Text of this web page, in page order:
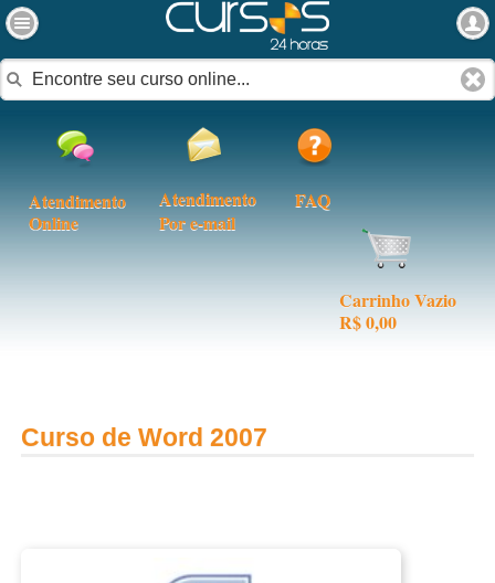
Atendimento
Online
Atendimento
Por e-mail
FAQ
Carrinho Vazio
R$ 0,00
Curso de Word 2007